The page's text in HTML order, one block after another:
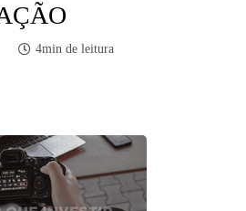
4min de leitura